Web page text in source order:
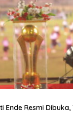
Ende Resmi